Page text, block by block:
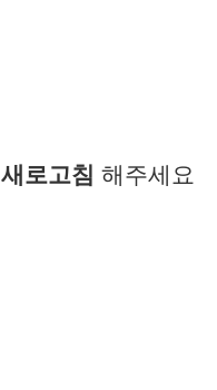
새로고침 해주세요